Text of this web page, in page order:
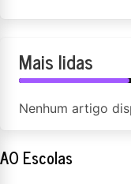
Mais lidas
Nenhum artigo
AO Escolas